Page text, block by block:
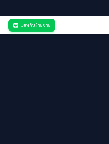
แชทกับฝ่ายขาย